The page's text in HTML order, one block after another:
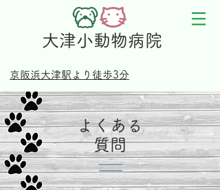
大津小動物病院
京阪浜大津駅より徒歩3分
​よくある
質問